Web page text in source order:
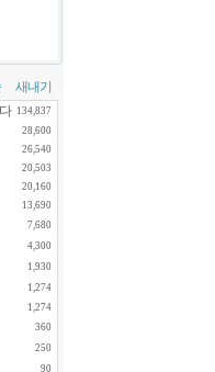
새내기
134,837
28,600
26,540
20,503
20,160
13,690
7,680
4,300
1,930
1,274
1,274
360
250
90